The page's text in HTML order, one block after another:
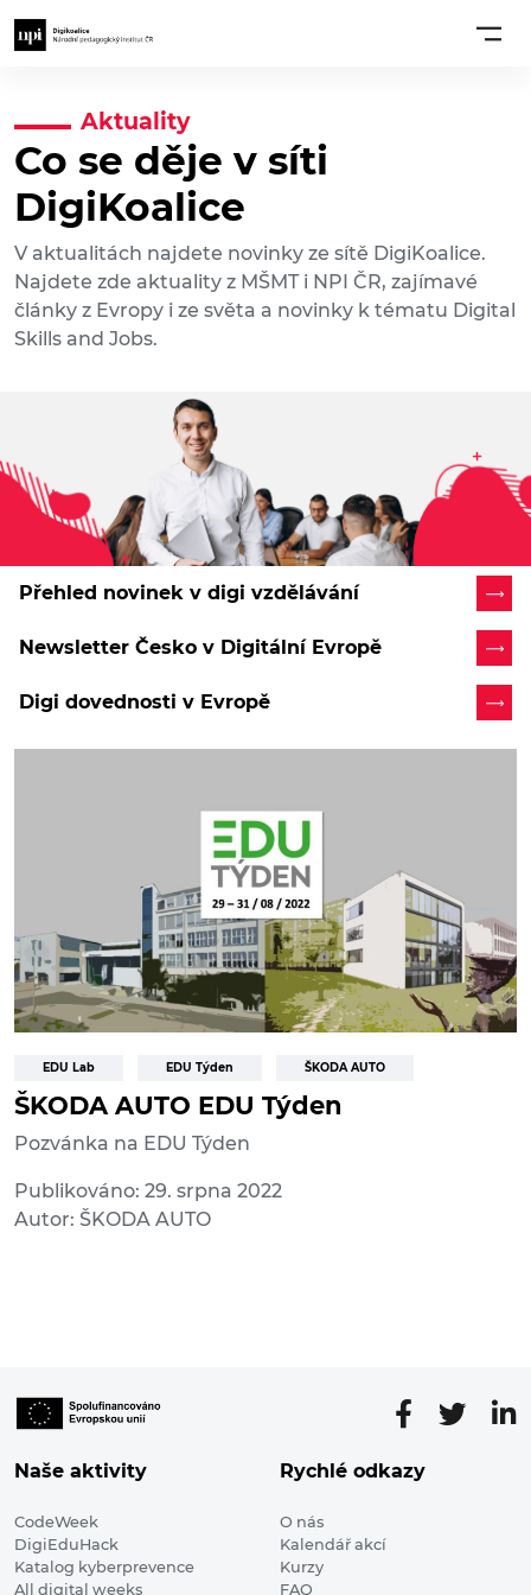
Aktuality
Co se děje v síti
DigiKoalice
V aktualitách najdete novinky ze sítě DigiKoalice.
Najdete zde aktuality z MŠMT i NPI ČR, zajímavé
články z Evropy i ze světa a novinky k tématu Digital
Skills and Jobs.
Přehled novinek v digi vzdělávání
Newsletter Česko v Digitální Evropě
Digi dovednosti v Evropě
EDU Lab EDU Týden ŠKODA AUTO
ŠKODA AUTO EDU Týden
Pozvánka na EDU Týden
Publikováno: 29. srpna 2022
Autor: ŠKODA AUTO
Naše aktivity
CodeWeek
DigiEduHack
Katalog kyberprevence
All digital weeks
Rychlé odkazy
O nás
Kalendář akcí
Kurzy
FAQ